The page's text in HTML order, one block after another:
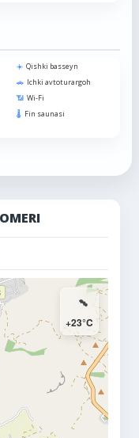
Qishki basseyn
Ichki avtoturargoh
Wi‑Fi
Fin saunasi
+23°C